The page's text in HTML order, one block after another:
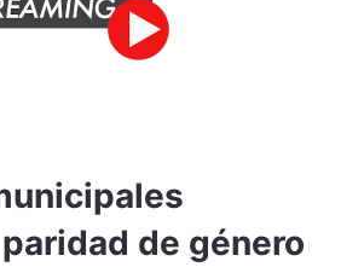
de género